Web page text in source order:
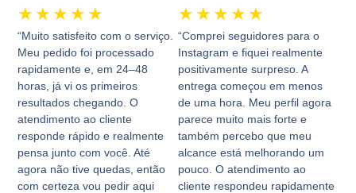
★ ★ ★ ★ ★
“Muito satisfeito com o serviço.
Meu pedido foi processado
rapidamente e, em 24–48
horas, já vi os primeiros
resultados chegando. O
atendimento ao cliente
responde rápido e realmente
pensa junto com você. Até
agora não tive quedas, então
com certeza vou pedir aqui
★ ★ ★ ★ ★
“Comprei seguidores para o
Instagram e fiquei realmente
positivamente surpreso. A
entrega começou em menos
de uma hora. Meu perfil agora
parece muito mais forte e
também percebo que meu
alcance está melhorando um
pouco. O atendimento ao
cliente respondeu rapidamente